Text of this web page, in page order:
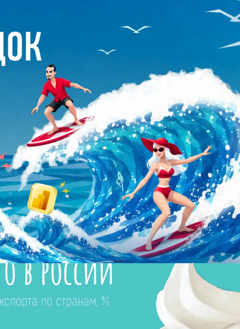
обучение Заказать презентацию
– Моряков Илья
- МОРЯКОВ ИЛЬЯ